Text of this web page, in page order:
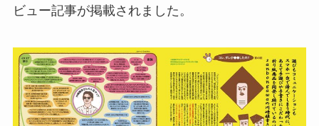
ビュー記事が掲載されました。